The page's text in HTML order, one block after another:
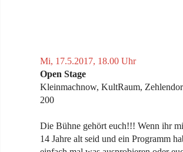
Mi, 17.5.2017, 18.00 Uhr
Open Stage
Kleinmachnow, KultRaum,
200
Die Bühne gehört euch!!! Wenn ihr
14 Jahre alt seid und ein Programm